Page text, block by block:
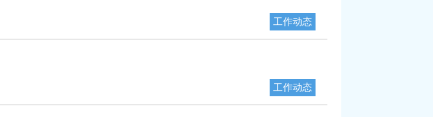
工作动态
工作动态